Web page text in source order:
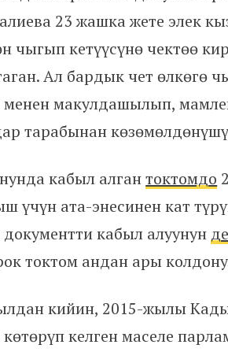
23 жашка жете элек
чыгып кетүүсүнө чектөө
Ал бардык чет өлкөгө
менен макулдашылып,
тарабынан
кабыл алгантоктомдо
үчүн ата-энесинен кат
кабыл алуунун
токтом андан ары
кийин, 2015-жылы
келген маселе